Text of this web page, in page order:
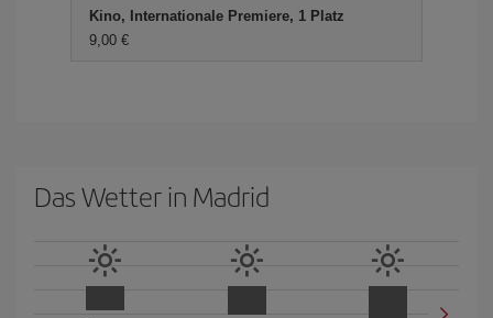
Kino, Internationale Premiere, 1 Platz
9,00 €
Das Wetter in Madrid